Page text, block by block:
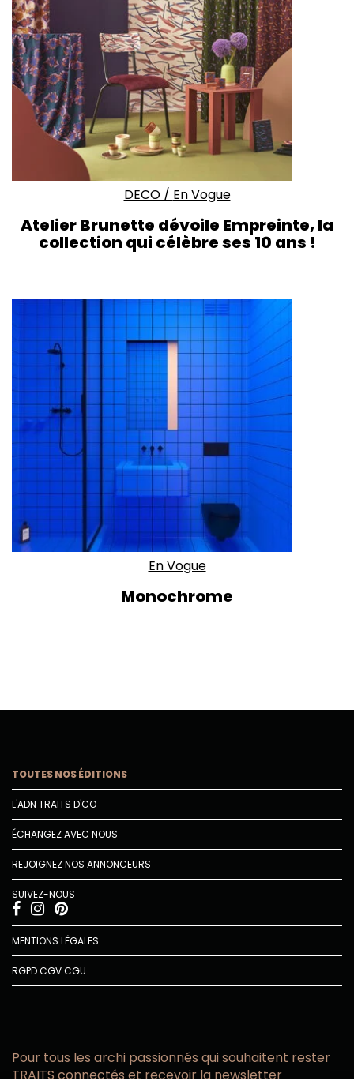
DECO/ En Vogue
Atelier Brunette dévoile Empreinte, la
collection qui célèbre ses 10 ans !
En Vogue
Monochrome
TOUTES NOS ÉDITIONS
L'ADN TRAITS D'CO
ÉCHANGEZ AVEC NOUS
REJOIGNEZ NOS ANNONCEURS
SUIVEZ-NOUS
MENTIONS LÉGALES
RGPDCGVCGU
Pour tous les archi passionnés qui souhaitent rester
TRAITS connectés et recevoir la newsletter